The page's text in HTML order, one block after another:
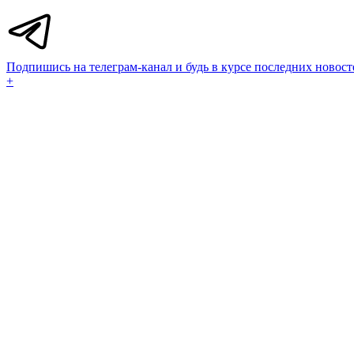
Подпишись на телеграм-канал и будь в курсе последних
+